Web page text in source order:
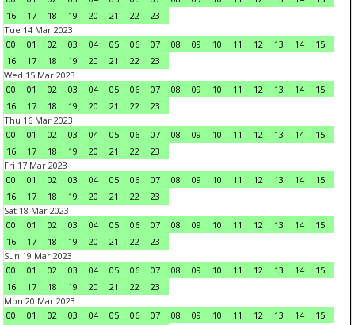
16
17 18 19 20 21 22
23
Tue 14 Mar 2023
00
01 02 03 04 05 06 07 08 09 10 11 12 13 14
15
16
17 18 19 20 21 22
23
Wed 15 Mar 2023
00
01 02 03 04 05 06 07 08 09 10 11 12 13 14
15
16
17 18 19 20 21 22
23
Thu 16 Mar 2023
00
01 02 03 04 05 06 07 08 09 10 11 12 13 14
15
16
17 18 19 20 21 22
23
Fri 17 Mar 2023
00
01 02 03 04 05 06 07 08 09 10 11 12 13 14
15
16
17 18 19 20 21 22
23
Sat 18 Mar 2023
00
01 02 03 04 05 06 07 08 09 10 11 12 13 14
15
16
17 18 19 20 21 22
23
Sun 19 Mar 2023
00
01 02 03 04 05 06 07 08 09 10 11 12 13 14
15
16
17 18 19 20 21 22
23
Mon 20 Mar 2023
00
01 02 03 04 05 06 07 08 09 10 11 12 13 14
15